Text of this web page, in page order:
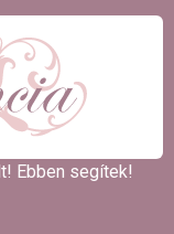
Ebben segítek!